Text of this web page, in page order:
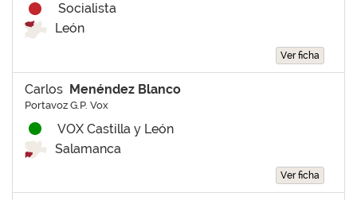
Socialista
León
Ver ficha
Carlos Menéndez Blanco
Portavoz G.P. Vox
VOX Castilla y León
Salamanca
Ver ficha